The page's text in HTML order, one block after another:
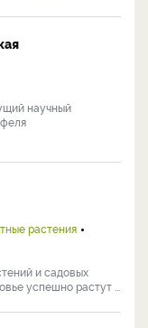
научный
растения
и садовых
успешно растут ...